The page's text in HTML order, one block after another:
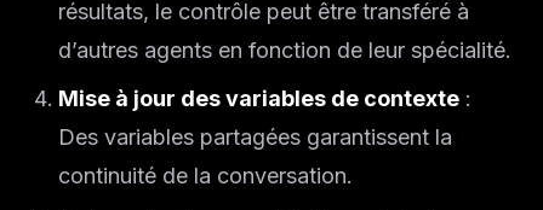
résultats, le contrôle peut être transféré à
d’autres agents en fonction de leur spécialité.
Mise à jour des variables de contexte :
Des variables partagées garantissent la
continuité de la conversation.